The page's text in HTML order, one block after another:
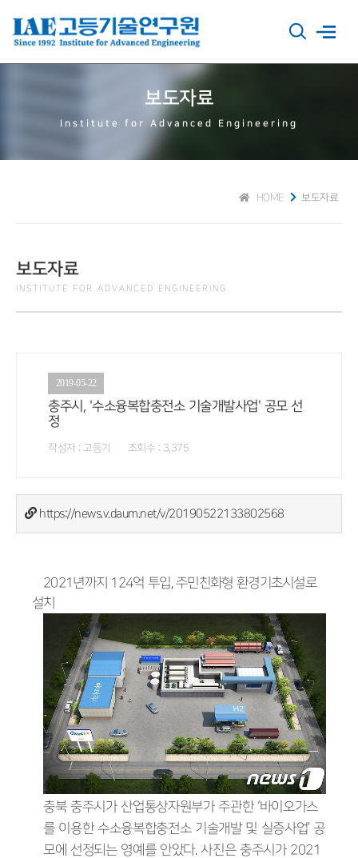
보도자료
Institute for Advanced Engineering
보도자료
HOME
보도자료
INSTITUTE FOR ADVANCED ENGINEERING
2019-05-22
충주시, '수소융복합충전소 기술개발사업' 공모 선
정
작성자 : 고등기 조회수 : 3,375
https://news.v.daum.net/v/20190522133802568
2021년까지 124억 투입, 주민친화형 환경기초시설로
설치
충북 충주시가 산업통상자원부가 주관한 ‘바이오가스
를 이용한 수소융복합충전소 기술개발 및 실증사업’ 공
모에 선정되는 영예를 안았다. 사진은 충주시가 2021